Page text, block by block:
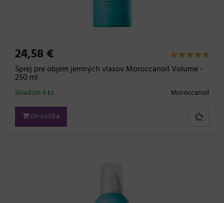
24,58 €
Sprej pre objem jemných vlasov Moroccanoil Volume -
250 ml
Moroccanoil
Skladom 4 ks
Do košíka